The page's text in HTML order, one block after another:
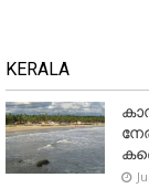
KERALA